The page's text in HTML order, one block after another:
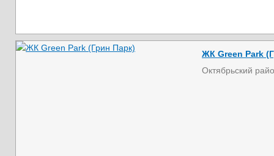
ЖК Green Park
Октябрьский